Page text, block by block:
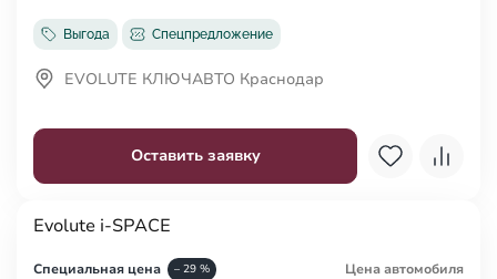
Выгода Спецпредложение
Оставить заявку
EVOLUTE КЛЮЧАВТО Краснодар
Evolute i-SPACE
Специальная цена – 29 % Цена автомобиля